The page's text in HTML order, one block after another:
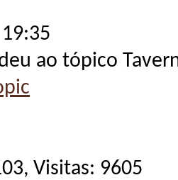
19:35
ao tópico
Visitas: 9605